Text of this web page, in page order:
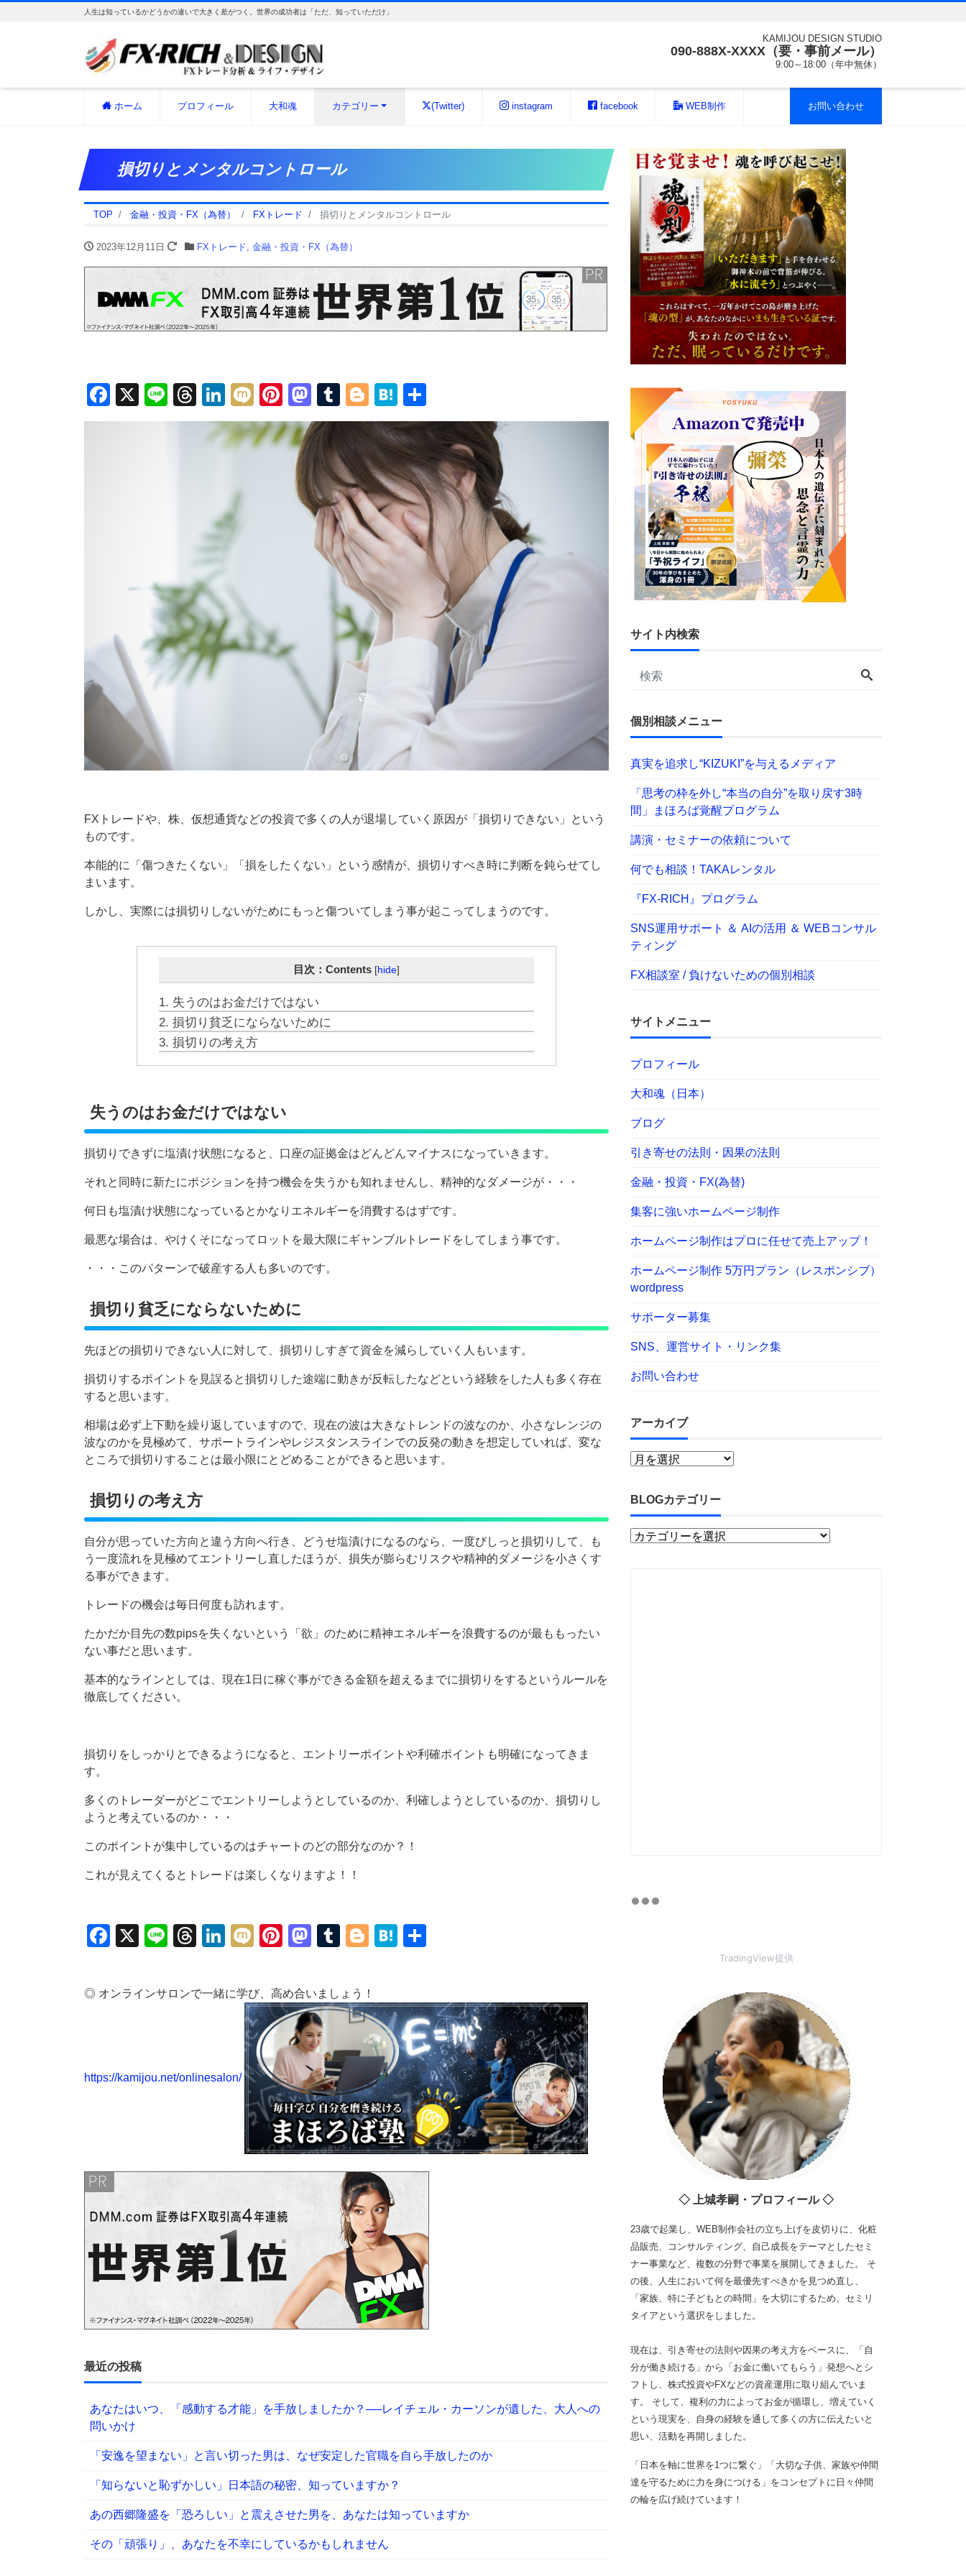
人生は知っているかどうかの違いで大きく差がつく。世界の成功者は「ただ、知っていただけ」
KAMIJOU DESIGN STUDIO
090-888X-XXXX（要・事前メール）
9:00～18:00（年中無休）
ホーム プロフィール 大和魂 カテゴリー (Twitter) instagram facebook WEB制作 お問い合わせ
損切りとメンタルコントロール
TOP 金融・投資・FX（為替） FXトレード 損切りとメンタルコントロール
2023年12月11日 FXトレード, 金融・投資・FX（為替）
Facebook
X LineThreads
LinkedIn
MixiPinterest
Mastodon
Tumblr
Blogger
Hatena
有
FXトレードや、株、仮想通貨などの投資で多くの人が退場していく原因が「損切りできない」という
ものです。
本能的に「傷つきたくない」「損をしたくない」という感情が、損切りすべき時に判断を鈍らせてし
まいます。
しかし、実際には損切りしないがためにもっと傷ついてしまう事が起こってしまうのです。
目次：Contents [hide]
1. 失うのはお金だけではない
2. 損切り貧乏にならないために
3. 損切りの考え方
失うのはお金だけではない
損切りできずに塩漬け状態になると、口座の証拠金はどんどんマイナスになっていきます。
それと同時に新たにポジションを持つ機会を失うかも知れませんし、精神的なダメージが・・・
何日も塩漬け状態になっているとかなりエネルギーを消費するはずです。
最悪な場合は、やけくそになってロットを最大限にギャンブルトレードをしてしまう事です。
・・・このパターンで破産する人も多いのです。
損切り貧乏にならないために
先ほどの損切りできない人に対して、損切りしすぎて資金を減らしていく人もいます。
損切りするポイントを見誤ると損切りした途端に動きが反転したなどという経験をした人も多く存在
すると思います。
相場は必ず上下動を繰り返していますので、現在の波は大きなトレンドの波なのか、小さなレンジの
波なのかを見極めて、サポートラインやレジスタンスラインでの反発の動きを想定していれば、変な
ところで損切りすることは最小限にとどめることができると思います。
損切りの考え方
自分が思っていた方向と違う方向へ行き、どうせ塩漬けになるのなら、一度びしっと損切りして、も
う一度流れを見極めてエントリーし直したほうが、損失が膨らむリスクや精神的ダメージを小さくす
る事ができます。
トレードの機会は毎日何度も訪れます。
たかだか目先の数pipsを失くないという「欲」のために精神エネルギーを浪費するのが最ももったい
ない事だと思います。
基本的なラインとしては、現在1日に稼ぐ事ができる金額を超えるまでに損切りをするというルールを
徹底してください。
損切りをしっかりとできるようになると、エントリーポイントや利確ポイントも明確になってきま
す。
多くのトレーダーがどこでエントリーしようとしているのか、利確しようとしているのか、損切りし
ようと考えているのか・・・
このポイントが集中しているのはチャートのどの部分なのか？！
これが見えてくるとトレードは楽しくなりますよ！！
Facebook
X LineThreads
LinkedIn
MixiPinterest
Mastodon
Tumblr
Blogger
Hatena
◎ オンラインサロンで一緒に学び、高め合いましょう！
https://kamijou.net/onlinesalon/
最近の投稿
あなたはいつ、「感動する才能」を手放しましたか？──レイチェル・カーソンが遺した、大人への
問いかけ
「安逸を望まない」と言い切った男は、なぜ安定した官職を自ら手放したのか
「知らないと恥ずかしい」日本語の秘密、知っていますか？
あの西郷隆盛を「恐ろしい」と震えさせた男を、あなたは知っていますか
その「頑張り」、あなたを不幸にしているかもしれません
サイト内検索
個別相談メニュー
真実を追求し“KIZUKI”を与えるメディア
「思考の枠を外し“本当の自分”を取り戻す3時
間」まほろば覚醒プログラム
講演・セミナーの依頼について
何でも相談！TAKAレンタル
『FX-RICH』プログラム
SNS運用サポート ＆ AIの活用 ＆ WEBコンサル
ティング
FX相談室 / 負けないための個別相談
サイトメニュー
プロフィール
大和魂（日本）
ブログ
引き寄せの法則・因果の法則
金融・投資・FX(為替)
集客に強いホームページ制作
ホームページ制作はプロに任せて売上アップ！
ホームページ制作 5万円プラン（レスポンシブ）
wordpress
サポーター募集
SNS、運営サイト・リンク集
お問い合わせ
アーカイブ
BLOGカテゴリー
TradingView提供
◇ 上城孝嗣・プロフィール ◇
23歳で起業し、WEB制作会社の立ち上げを皮切りに、化粧
品販売、コンサルティング、自己成長をテーマとしたセミ
ナー事業など、複数の分野で事業を展開してきました。 そ
の後、人生において何を最優先すべきかを見つめ直し、
「家族、特に子どもとの時間」を大切にするため、セミリ
タイアという選択をしました。
現在は、引き寄せの法則や因果の考え方をベースに、「自
分が働き続ける」から「お金に働いてもらう」発想へとシ
フトし、株式投資やFXなどの資産運用に取り組んでいま
す。 そして、複利の力によってお金が循環し、増えていく
という現実を、自身の経験を通して多くの方に伝えたいと
思い、活動を再開しました。
「日本を軸に世界を1つに繋ぐ」「大切な子供、家族や仲間
達を守るために力を身につける」をコンセプトに日々仲間
の輪を広げ続けています！